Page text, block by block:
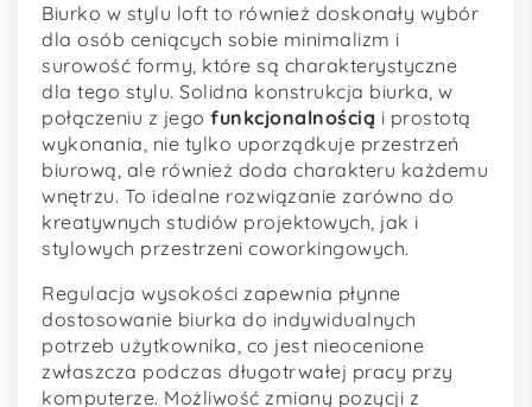
Biurko w stylu loft to również doskonały wybór
dla osób ceniących sobie minimalizm i
surowość formy, które są charakterystyczne
dla tego stylu. Solidna konstrukcja biurka, w
połączeniu z jego funkcjonalnością i prostotą
wykonania, nie tylko uporządkuje przestrzeń
biurową, ale również doda charakteru każdemu
wnętrzu. To idealne rozwiązanie zarówno do
kreatywnych studiów projektowych, jak i
stylowych przestrzeni coworkingowych.
Regulacja wysokości zapewnia płynne
dostosowanie biurka do indywidualnych
potrzeb użytkownika, co jest nieocenione
zwłaszcza podczas długotrwałej pracy przy
komputerze. Możliwość zmiany pozycji z